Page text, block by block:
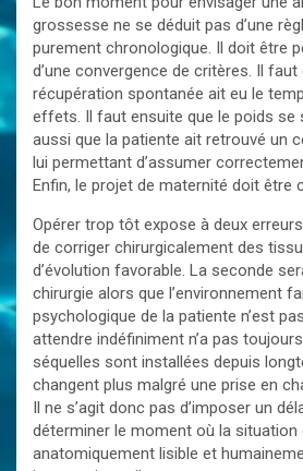
grossesse ne se déduit pas d’une
purement chronologique. Il doit être
d’une convergence de critères. Il faut
récupération spontanée ait eu le
effets. Il faut ensuite que le poids se
aussi que la patiente ait retrouvé un
lui permettant d’assumer
Enfin, le projet de maternité doit être
Opérer trop tôt expose à deux
de corriger chirurgicalement des
d’évolution favorable. La seconde
chirurgie alors que l’environnement
psychologique de la patiente n’est
attendre indéfiniment n’a pas
séquelles sont installées depuis
changent plus malgré une prise en
Il ne s’agit donc pas d’imposer un
déterminer le moment où la situation
anatomiquement lisible et